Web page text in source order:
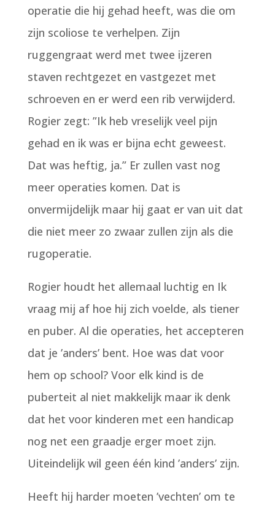
operatie die hij gehad heeft, was die om
zijn scoliose te verhelpen. Zijn
ruggengraat werd met twee ijzeren
staven rechtgezet en vastgezet met
schroeven en er werd een rib verwijderd.
Rogier zegt: ”Ik heb vreselijk veel pijn
gehad en ik was er bijna echt geweest.
Dat was heftig, ja.” Er zullen vast nog
meer operaties komen. Dat is
onvermijdelijk maar hij gaat er van uit dat
die niet meer zo zwaar zullen zijn als die
rugoperatie.
Rogier houdt het allemaal luchtig en Ik
vraag mij af hoe hij zich voelde, als tiener
en puber. Al die operaties, het accepteren
dat je ’anders’ bent. Hoe was dat voor
hem op school? Voor elk kind is de
puberteit al niet makkelijk maar ik denk
dat het voor kinderen met een handicap
nog net een graadje erger moet zijn.
Uiteindelijk wil geen één kind ’anders’ zijn.
Heeft hij harder moeten ’vechten’ om te